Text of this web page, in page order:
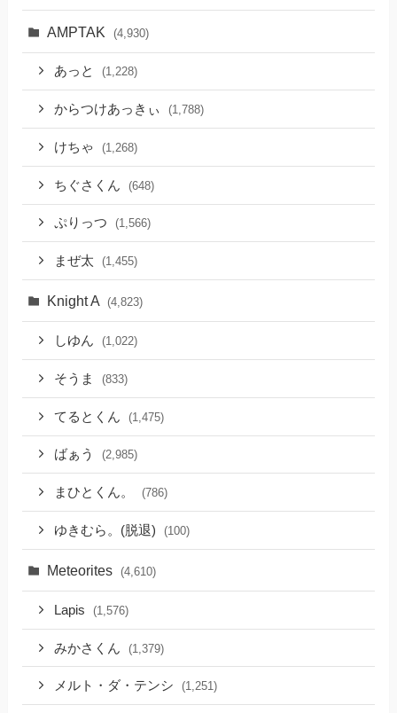
AMPTAK (4,930)
あっと (1,228)
からつけあっきぃ (1,788)
けちゃ (1,268)
ちぐさくん (648)
ぷりっつ (1,566)
まぜ太 (1,455)
Knight A (4,823)
しゆん (1,022)
そうま (833)
てるとくん (1,475)
ばぁう (2,985)
まひとくん。 (786)
ゆきむら。(脱退) (100)
Meteorites (4,610)
Lapis (1,576)
みかさくん (1,379)
メルト・ダ・テンシ (1,251)